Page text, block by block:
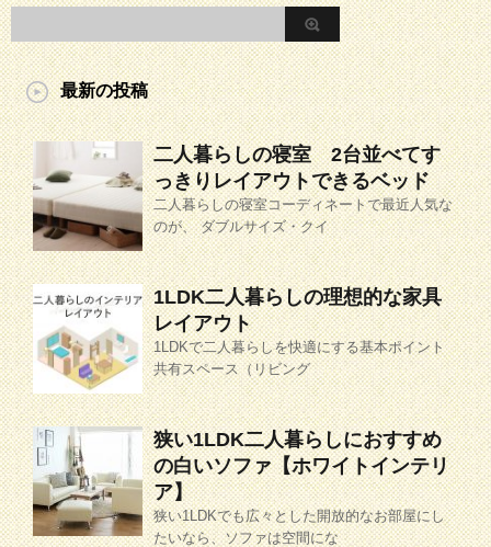
最新の投稿
二人暮らしの寝室 2台並べてす
っきりレイアウトできるベッド
二人暮らしの寝室コーディネートで最近人気な
のが、 ダブルサイズ・クイ
1LDK二人暮らしの理想的な家具
レイアウト
1LDKで二人暮らしを快適にする基本ポイント
共有スペース（リビング
狭い1LDK二人暮らしにおすすめ
の白いソファ【ホワイトインテリ
ア】
狭い1LDKでも広々とした開放的なお部屋にし
たいなら、ソファは空間にな